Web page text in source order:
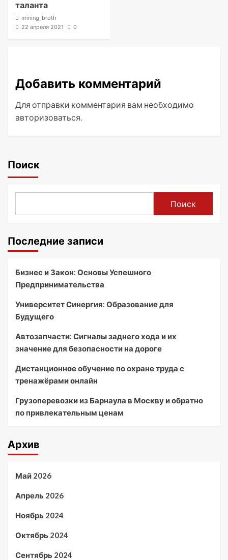
таланта
mining_broth
22 апреля 2021
0
Добавить комментарий
Для отправки комментария вам необходимо
авторизоваться.
Поиск
Поиск
Последние записи
Бизнес и Закон: Основы Успешного
Предпринимательства
Университет Синергия: Образование для
Будущего
Автозапчасти: Сигналы заднего хода и их
значение для безопасности на дороге
Дистанционное обучение по охране труда с
тренажёрами онлайн
Грузоперевозки из Барнаула в Москву и обратно
по привлекательным ценам
Архив
Май 2026
Апрель 2026
Ноябрь 2024
Октябрь 2024
Сентябрь 2024